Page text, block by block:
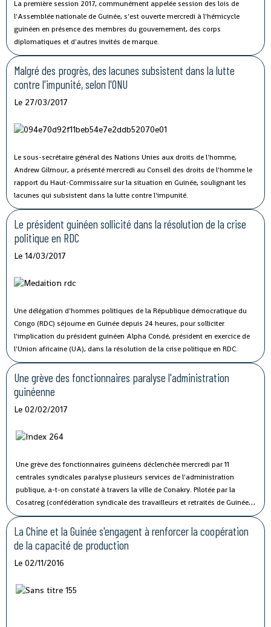
La première session 2017, communément appelée session des lois de
l'Assemblée nationale de Guinée, s'est ouverte mercredi à l'hémicycle
guinéen en présence des membres du gouvernement, des corps
diplomatiques et d'autres invités de marque.
Malgré des progrès, des lacunes subsistent dans la lutte
contre l'impunité, selon l'ONU
Le 27/03/2017
Le sous-secrétaire général des Nations Unies aux droits de l'homme,
Andrew Gilmour, a présenté mercredi au Conseil des droits de l'homme le
rapport du Haut-Commissaire sur la situation en Guinée, soulignant les
lacunes qui subsistent dans la lutte contre l'impunité.
Le président guinéen sollicité dans la résolution de la crise
politique en RDC
Le 14/03/2017
Une délégation d'hommes politiques de la République démocratique du
Congo (RDC) séjourne en Guinée depuis 24 heures, pour solliciter
l'implication du président guinéen Alpha Condé, président en exercice de
l'Union africaine (UA), dans la résolution de la crise politique en RDC.
Une grève des fonctionnaires paralyse l'administration
guinéenne
Le 02/02/2017
Une grève des fonctionnaires guinéens déclenchée mercredi par 11
centrales syndicales paralyse plusieurs services de l'administration
publique, a-t-on constaté à travers la ville de Conakry. Pilotée par la
Cosatreg (confédération syndicale des travailleurs et retraités de Guinée)
et 10 centrales syndicales, la grève générale d'avertissement de 7 jours
vise à protester contre les mauvaises conditions de vie et de travail des
fonctionnaires du secteur public.
La Chine et la Guinée s'engagent à renforcer la coopération
de la capacité de production
Le 02/11/2016